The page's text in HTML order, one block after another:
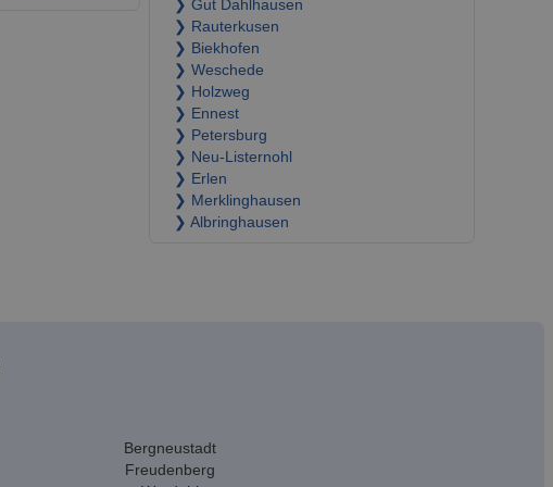
❯ Gut Dahlhausen
❯ Rauterkusen
❯ Biekhofen
❯ Weschede
❯ Holzweg
❯ Ennest
❯ Petersburg
❯ Neu-Listernohl
❯ Erlen
❯ Merklinghausen
❯ Albringhausen
Bergneustadt
Freudenberg